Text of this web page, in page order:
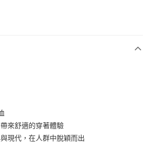
、不需綁卡、不需儲值。
，簡訊認證，即可結帳。
服務後，再付款。
先享後付」後，將跳轉至「AFTEE先享後付」
將收到繳費通知簡訊。
14天內，點擊此簡訊中的連結，可透過四大超商／
家同意取消之訂單仍視為有效，需透過AFTEE先享
先享後付 」之結帳頁面顯示為準，若有關於
取消欲退款等相關疑問，請聯繫「AFTEE先享後付
support/home
含以上)免運費
含以上)免運費
含以上)免運費
來舒適的穿著體驗
現代，在人群中脫穎而出